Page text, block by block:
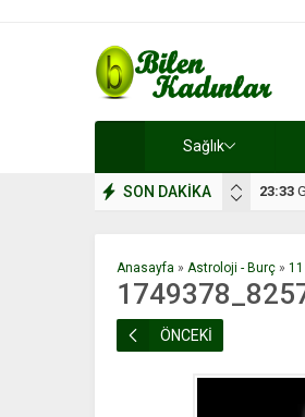
Sağlık
SON DAKİKA 17:08
Anasayfa » Astroloji - Burç »
ÖNCEKİ